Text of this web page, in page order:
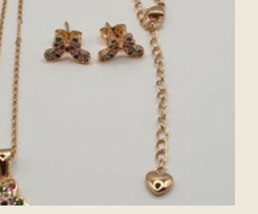
d’envies